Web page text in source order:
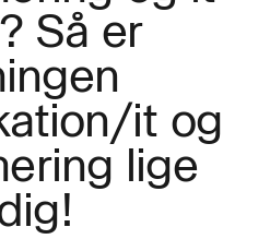
Så er
it og
lige